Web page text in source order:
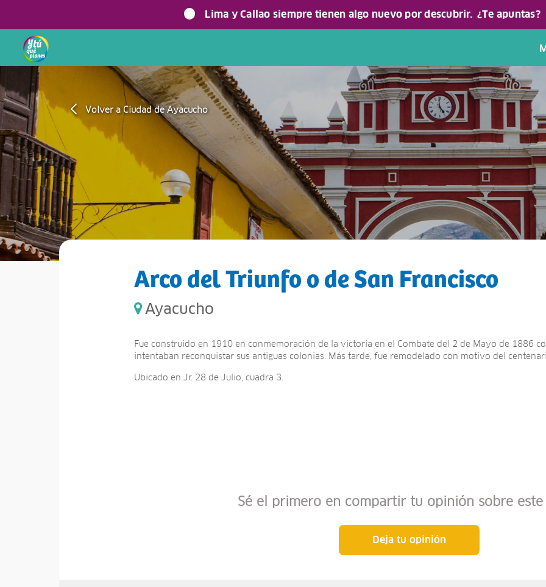
Lima y Callao siempre tienen algo nuevo por descubrir. ¿Te apuntas?
Volver a Ciudad de Ayacucho
Arco del Triunfo o de San Francisco
Ayacucho
Fue construido en 1910 en conmemoración de la victoria en el Combate del 2 de Mayo de 1886
intentaban reconquistar sus antiguas colonias. Más tarde, fue remodelado con motivo del
Ubicado en Jr. 28 de Julio, cuadra 3.
Sé el primero en compartir tu opinión sobre este
Deja tu opinión